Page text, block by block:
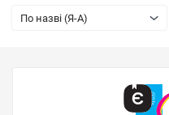
По назві (Я-А)